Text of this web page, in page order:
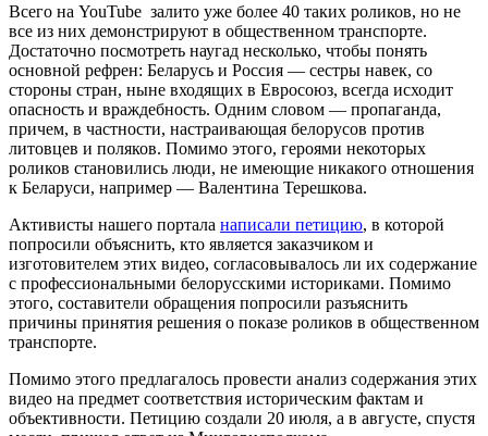
Всего на YouTube залито уже более 40 таких роликов, но не
все из них демонстрируют в общественном транспорте.
Достаточно посмотреть наугад несколько, чтобы понять
основной рефрен: Беларусь и Россия — сестры навек, со
стороны стран, ныне входящих в Евросоюз, всегда исходит
опасность и враждебность. Одним словом — пропаганда,
причем, в частности, настраивающая белорусов против
литовцев и поляков. Помимо этого, героями некоторых
роликов становились люди, не имеющие никакого отношения
к Беларуси, например — Валентина Терешкова.
Активисты нашего портала написали петицию, в которой
попросили объяснить, кто является заказчиком и
изготовителем этих видео, согласовывалось ли их содержание
с профессиональными белорусскими историками. Помимо
этого, составители обращения попросили разъяснить
причины принятия решения о показе роликов в общественном
транспорте.
Помимо этого предлагалось провести анализ содержания этих
видео на предмет соответствия историческим фактам и
объективности. Петицию создали 20 июля, а в августе, спустя